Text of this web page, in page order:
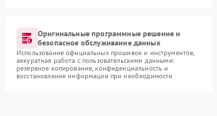
Оригинальные программные решение и
безопасное обслуживание данных
Использование официальных прошивок и инструментов,
аккуратная работа с пользовательскими данными:
резервное копирование, конфиденциальность и
восстановление информации при необходимости